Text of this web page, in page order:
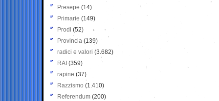
Presepe (14)
Primarie (149)
Prodi (52)
Provincia (139)
radici e valori (3.682)
RAI (359)
rapine (37)
Razzismo (1.410)
Referendum (200)